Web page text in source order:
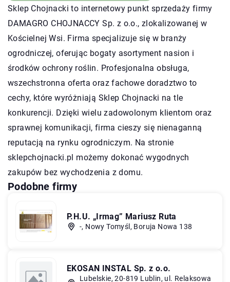
Sklep Chojnacki to internetowy punkt sprzedaży firmy
DAMAGRO CHOJNACCY Sp. z o.o., zlokalizowanej w
Kościelnej Wsi. Firma specjalizuje się w branży
ogrodniczej, oferując bogaty asortyment nasion i
środków ochrony roślin. Profesjonalna obsługa,
wszechstronna oferta oraz fachowe doradztwo to
cechy, które wyróżniają Sklep Chojnacki na tle
konkurencji. Dzięki wielu zadowolonym klientom oraz
sprawnej komunikacji, firma cieszy się nienaganną
reputacją na rynku ogrodniczym. Na stronie
sklepchojnacki.pl możemy dokonać wygodnych
zakupów bez wychodzenia z domu.
Podobne firmy
P.H.U. „Irmag” Mariusz Ruta
-, Nowy Tomyśl, Boruja Nowa 138
EKOSAN INSTAL Sp. z o.o.
Lubelskie, 20-819 Lublin, ul. Relaksowa